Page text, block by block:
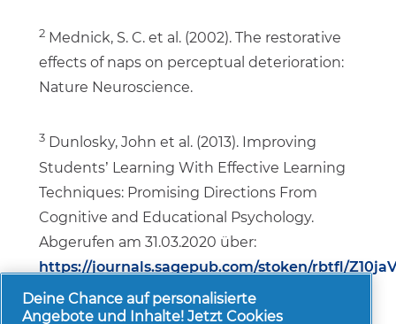
2 Mednick, S. C. et al. (2002). The restorative
effects of naps on perceptual deterioration:
Nature Neuroscience.
3 Dunlosky, John et al. (2013). Improving
Students’ Learning With Effective Learning
Techniques: Promising Directions From
Cognitive and Educational Psychology.
Abgerufen am 31.03.2020 über:
https://journals.sagepub.com/stoken/rbtfl/
Deine Chance auf personalisierte
Angebote und Inhalte! Jetzt Cookies